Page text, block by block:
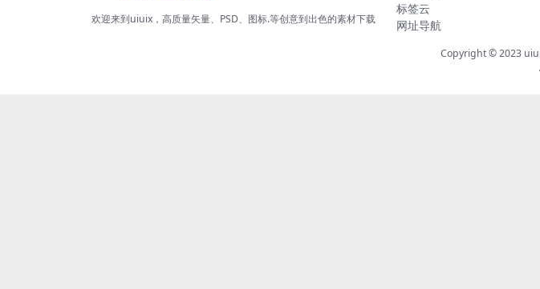
欢迎来到uiuix，高质量矢量、PSD、图标.等创意到出色的素材下载
标签云
网址导航
Copyright © 2023
.